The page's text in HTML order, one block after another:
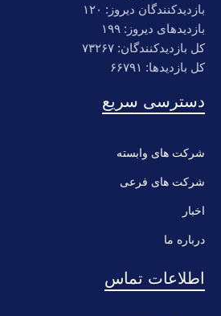
بازدیدکنندگان دیروز: ۱۲۰
بازدیدهای دیروز: ۱۹۹
کل بازدیدکنند‌گان: ۷۳۲۶۷
کل بازدیدها: ۶۶۷۹۱
دسترسی سریع
شرکت های وابسته
شرکت های فرعی
اخبار
درباره ما
اطلاعات تماس